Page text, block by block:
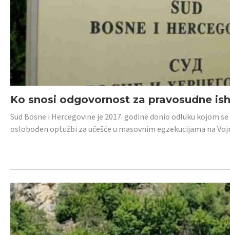
Ko snosi odgovornost za pravosudne
Sud Bosne i Hercegovine je 2017. godine donio odluku kojom
oslobođen optužbi za učešće u masovnim egzekucijama na